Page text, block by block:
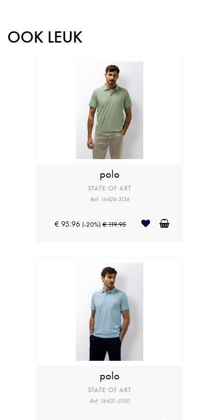
OOK LEUK
polo
STATE OF ART
Ref: 16424-3134
€ 95.96 (-20%) € 119.95
polo
STATE OF ART
Ref: 16431-5100